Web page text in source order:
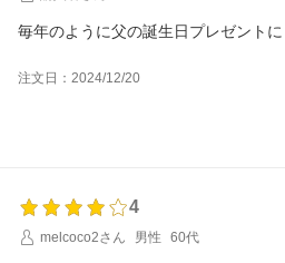
毎年のように父の誕生日プレゼントに
注文日：2024/12/20
4
melcoco2さん
男性 60代